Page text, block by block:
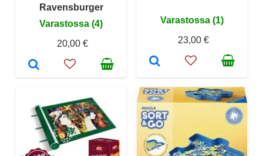
Ravensburger
Varastossa (4)
20,00 €
Varastossa (1)
23,00 €